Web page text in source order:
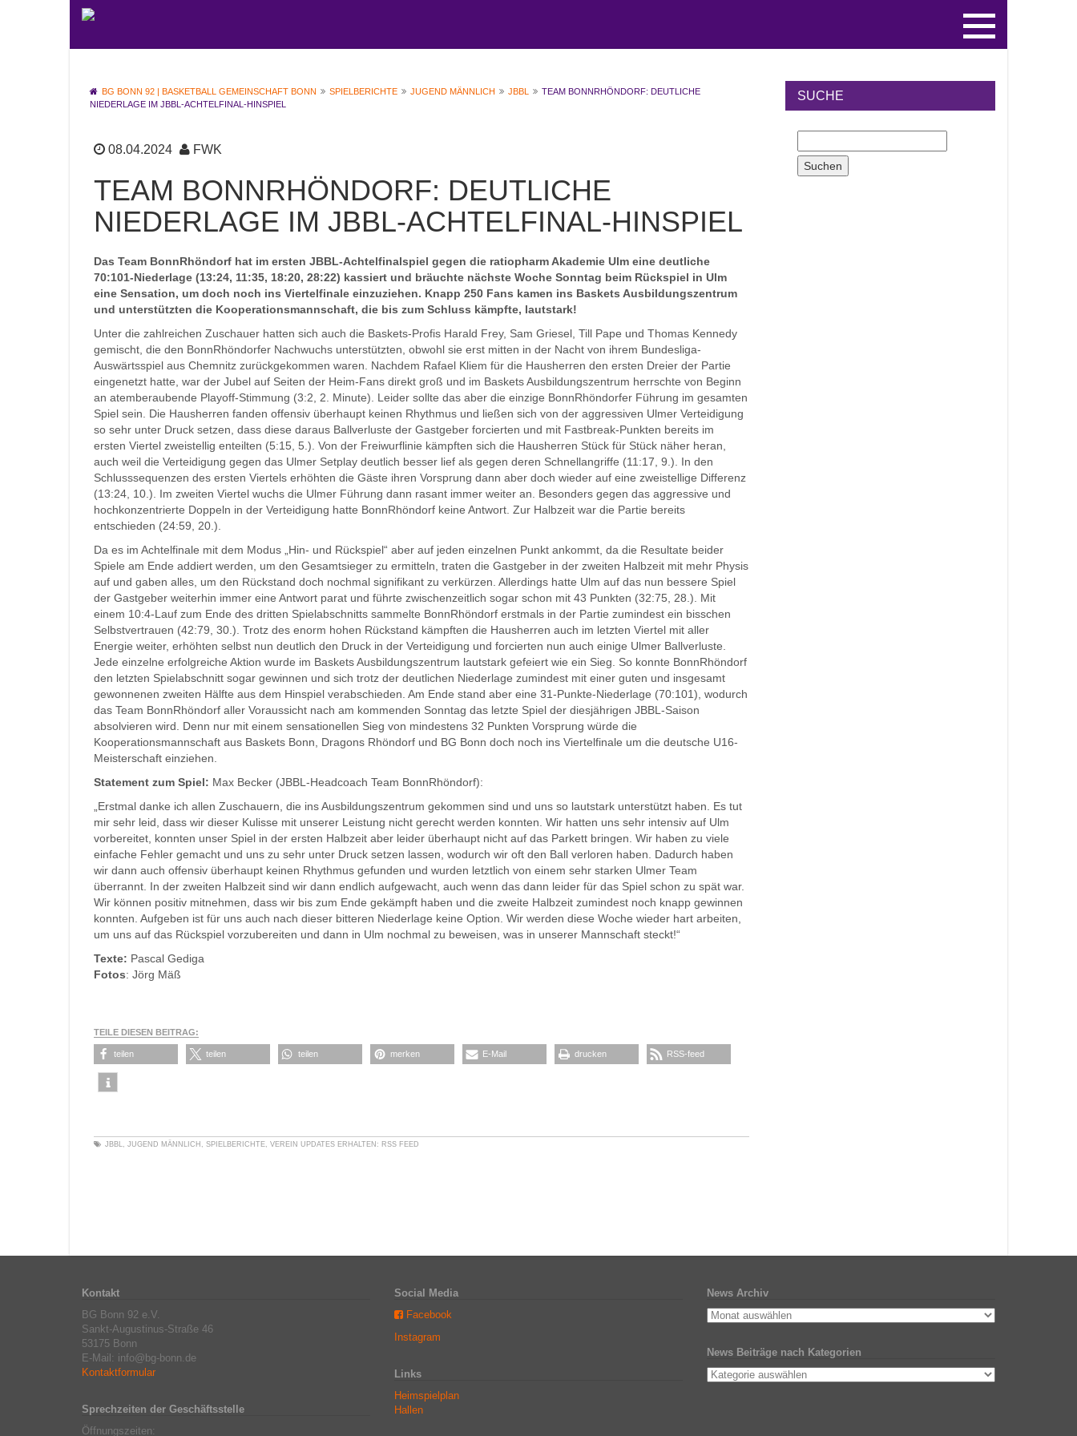
BG BONN 92 | BASKETBALL GEMEINSCHAFT BONN SPIELBERICHTE JUGEND MÄNNLICH JBBL
TEAM BONNRHÖNDORF: DEUTLICHE
NIEDERLAGE IM JBBL-ACHTELFINAL-HINSPIEL
08.04.2024 FWK
TEAM BONNRHÖNDORF: DEUTLICHE
NIEDERLAGE IM JBBL-ACHTELFINAL-HINSPIEL
Das Team BonnRhöndorf hat im ersten JBBL-Achtelfinalspiel gegen die ratiopharm Akademie Ulm eine deutliche
70:101-Niederlage (13:24, 11:35, 18:20, 28:22) kassiert und bräuchte nächste Woche Sonntag beim Rückspiel in Ulm
eine Sensation, um doch noch ins Viertelfinale einzuziehen. Knapp 250 Fans kamen ins Baskets Ausbildungszentrum
und unterstützten die Kooperationsmannschaft, die bis zum Schluss kämpfte, lautstark!
Unter die zahlreichen Zuschauer hatten sich auch die Baskets-Profis Harald Frey, Sam Griesel, Till Pape und Thomas Kennedy
gemischt, die den BonnRhöndorfer Nachwuchs unterstützten, obwohl sie erst mitten in der Nacht von ihrem Bundesliga-
Auswärtsspiel aus Chemnitz zurückgekommen waren. Nachdem Rafael Kliem für die Hausherren den ersten Dreier der Partie
eingenetzt hatte, war der Jubel auf Seiten der Heim-Fans direkt groß und im Baskets Ausbildungszentrum herrschte von Beginn
an atemberaubende Playoff-Stimmung (3:2, 2. Minute). Leider sollte das aber die einzige BonnRhöndorfer Führung im gesamten
Spiel sein. Die Hausherren fanden offensiv überhaupt keinen Rhythmus und ließen sich von der aggressiven Ulmer Verteidigung
so sehr unter Druck setzen, dass diese daraus Ballverluste der Gastgeber forcierten und mit Fastbreak-Punkten bereits im
ersten Viertel zweistellig enteilten (5:15, 5.). Von der Freiwurflinie kämpften sich die Hausherren Stück für Stück näher heran,
auch weil die Verteidigung gegen das Ulmer Setplay deutlich besser lief als gegen deren Schnellangriffe (11:17, 9.). In den
Schlusssequenzen des ersten Viertels erhöhten die Gäste ihren Vorsprung dann aber doch wieder auf eine zweistellige Differenz
(13:24, 10.). Im zweiten Viertel wuchs die Ulmer Führung dann rasant immer weiter an. Besonders gegen das aggressive und
hochkonzentrierte Doppeln in der Verteidigung hatte BonnRhöndorf keine Antwort. Zur Halbzeit war die Partie bereits
entschieden (24:59, 20.).
Da es im Achtelfinale mit dem Modus „Hin- und Rückspiel“ aber auf jeden einzelnen Punkt ankommt, da die Resultate beider
Spiele am Ende addiert werden, um den Gesamtsieger zu ermitteln, traten die Gastgeber in der zweiten Halbzeit mit mehr Physis
auf und gaben alles, um den Rückstand doch nochmal signifikant zu verkürzen. Allerdings hatte Ulm auf das nun bessere Spiel
der Gastgeber weiterhin immer eine Antwort parat und führte zwischenzeitlich sogar schon mit 43 Punkten (32:75, 28.). Mit
einem 10:4-Lauf zum Ende des dritten Spielabschnitts sammelte BonnRhöndorf erstmals in der Partie zumindest ein bisschen
Selbstvertrauen (42:79, 30.). Trotz des enorm hohen Rückstand kämpften die Hausherren auch im letzten Viertel mit aller
Energie weiter, erhöhten selbst nun deutlich den Druck in der Verteidigung und forcierten nun auch einige Ulmer Ballverluste.
Jede einzelne erfolgreiche Aktion wurde im Baskets Ausbildungszentrum lautstark gefeiert wie ein Sieg. So konnte BonnRhöndorf
den letzten Spielabschnitt sogar gewinnen und sich trotz der deutlichen Niederlage zumindest mit einer guten und insgesamt
gewonnenen zweiten Hälfte aus dem Hinspiel verabschieden. Am Ende stand aber eine 31-Punkte-Niederlage (70:101), wodurch
das Team BonnRhöndorf aller Voraussicht nach am kommenden Sonntag das letzte Spiel der diesjährigen JBBL-Saison
absolvieren wird. Denn nur mit einem sensationellen Sieg von mindestens 32 Punkten Vorsprung würde die
Kooperationsmannschaft aus Baskets Bonn, Dragons Rhöndorf und BG Bonn doch noch ins Viertelfinale um die deutsche U16-
Meisterschaft einziehen.
Statement zum Spiel: Max Becker (JBBL-Headcoach Team BonnRhöndorf):
„Erstmal danke ich allen Zuschauern, die ins Ausbildungszentrum gekommen sind und uns so lautstark unterstützt haben. Es tut
mir sehr leid, dass wir dieser Kulisse mit unserer Leistung nicht gerecht werden konnten. Wir hatten uns sehr intensiv auf Ulm
vorbereitet, konnten unser Spiel in der ersten Halbzeit aber leider überhaupt nicht auf das Parkett bringen. Wir haben zu viele
einfache Fehler gemacht und uns zu sehr unter Druck setzen lassen, wodurch wir oft den Ball verloren haben. Dadurch haben
wir dann auch offensiv überhaupt keinen Rhythmus gefunden und wurden letztlich von einem sehr starken Ulmer Team
überrannt. In der zweiten Halbzeit sind wir dann endlich aufgewacht, auch wenn das dann leider für das Spiel schon zu spät war.
Wir können positiv mitnehmen, dass wir bis zum Ende gekämpft haben und die zweite Halbzeit zumindest noch knapp gewinnen
konnten. Aufgeben ist für uns auch nach dieser bitteren Niederlage keine Option. Wir werden diese Woche wieder hart arbeiten,
um uns auf das Rückspiel vorzubereiten und dann in Ulm nochmal zu beweisen, was in unserer Mannschaft steckt!“
Texte: Pascal Gediga
Fotos: Jörg Mäß
TEILE DIESEN BEITRAG:
teilen teilen teilen merken E-Mail drucken RSS-feed
JBBL, JUGEND MÄNNLICH , SPIELBERICHTE, VEREIN UPDATES ERHALTEN: RSS FEED
SUCHE
Kontakt
BG Bonn 92 e.V.
Sankt-Augustinus-Straße 46
53175 Bonn
E-Mail: info@bg-bonn.de
Kontaktformular
Sprechzeiten der Geschäftsstelle
Öffnungszeiten:
Social Media
Facebook
Instagram
Links
Heimspielplan
Hallen
News Archiv
News Beiträge nach Kategorien